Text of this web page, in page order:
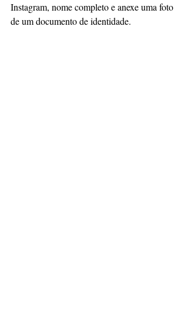
Instagram, nome completo e anexe uma foto
de um documento de identidade.